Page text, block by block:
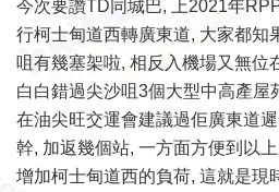
今次要讚TD同城巴, 上2021年
行柯士甸道西轉廣東道, 大家都知
咀有幾塞架啦, 相反入機場又無位
白白錯過尖沙咀3個大型中高產屋
在油尖旺交運會建議過佢廣東道
幹, 加返幾個站, 一方面方便到以
增加柯士甸道西的負荷, 這就是現